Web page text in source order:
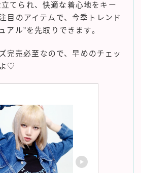
てられ、快適な着心地をキー
目のアイテムで、今季トレンド
アル”を先取りできます。
完売必至なので、早めのチェッ
♡